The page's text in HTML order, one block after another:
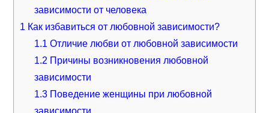
зависимости от человека
1 Как избавиться от любовной зависимости?
1.1 Отличие любви от любовной зависимости
1.2 Причины возникновения любовной
зависимости
1.3Поведение женщины при любовной
зависимости